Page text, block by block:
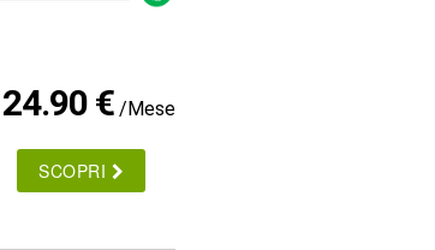
24.90 € /Mese
SCOPRI